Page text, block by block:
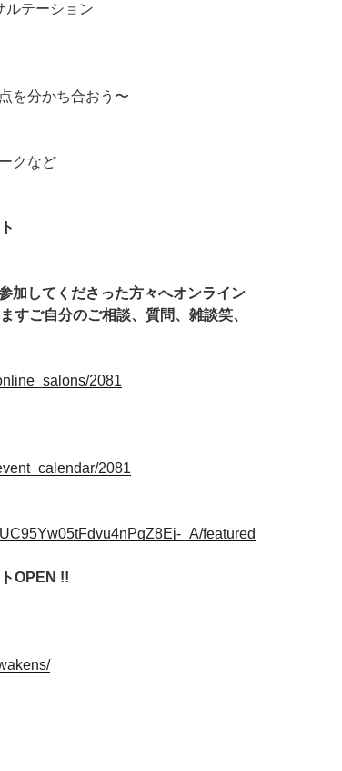
ルテーション
を分かち合おう〜
クなど
加してくださった方々へオンライン
すご自分のご相談、質問、雑談笑、
2081
2081
_A/featured
OPEN !!